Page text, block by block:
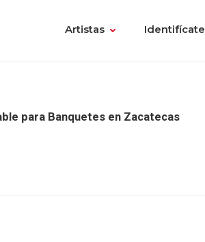
Artistas Identifícate
para Banquetes en Zacatecas